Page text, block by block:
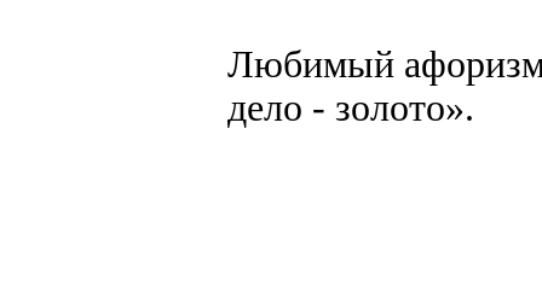
Любимый
дело - золото».